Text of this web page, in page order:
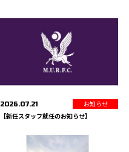
明治大学ラグビー部
2026.07.21
お知らせ
【新任スタッフ就任のお知らせ】